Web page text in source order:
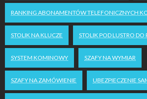
RANKING ABONAMENTÓW TELEFONICZNYCH
STOLIK NA KLUCZE STOLIK POD LUSTRO DO
SYSTEM KOMINOWY SZAFY NA WYMIAR
SZAFY NA ZAMÓWIENIE UBEZPIECZENIE